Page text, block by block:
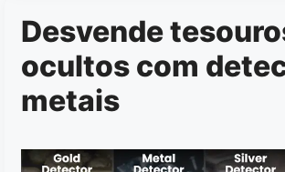
Desvende
ocultos com
metais